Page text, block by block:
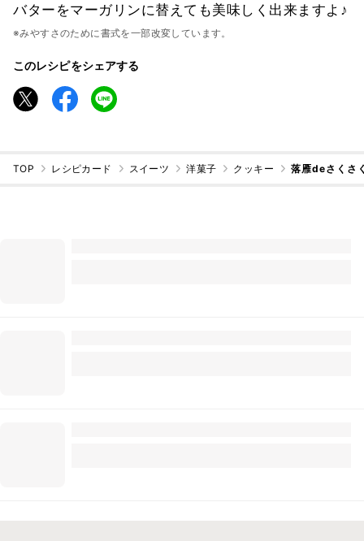
バターをマーガリンに替えても美味しく出来ますよ♪
※みやすさのために書式を一部改変しています。
このレシピをシェアする
TOP レシピカード スイーツ 洋菓子 クッキー 落雁deさくさ